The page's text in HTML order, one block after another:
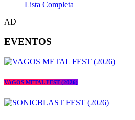
Lista Completa
AD
EVENTOS
VAGOS METAL FEST (2026)